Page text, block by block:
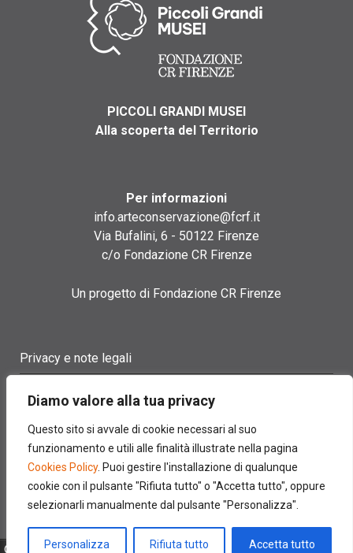
Diamo valore alla tua privacy
Questo sito si avvale di cookie necessari al suo
funzionamento e utili alle finalità illustrate nella pagina
Cookies Policy. Puoi gestire l'installazione di qualunque
cookie con il pulsante "Rifiuta tutto" o "Accetta tutto", oppure
selezionarli manualmente dal pulsante "Personalizza".
Personalizza Rifiuta tutto Accetta tutto
PICCOLI GRANDI MUSEI
Alla scoperta del Territorio
Per informazioni
info.arteconservazione@fcrf.it
Via Bufalini, 6 - 50122 Firenze
c/o Fondazione CR Firenze
Un progetto di Fondazione CR Firenze
Privacy e note legali
Cookie policy
Contatti
© 2022 FONDAZIONE CASSA DI RISPARMIO DI FIRENZE - CF